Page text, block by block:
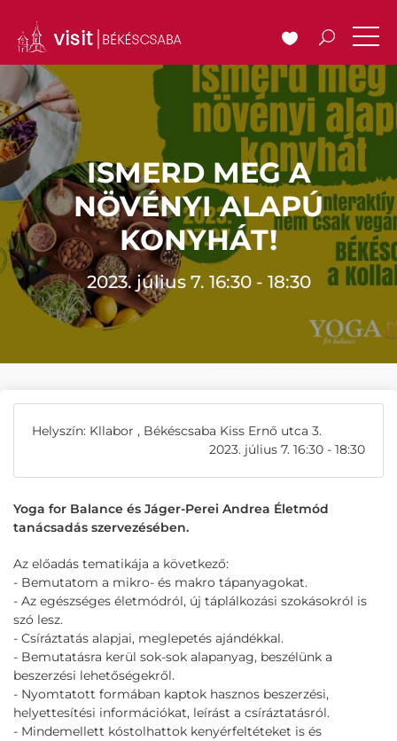
ISMERD MEG A
NÖVÉNYI ALAPÚ
KONYHÁT!
2023. július 7. 16:30 - 18:30
Helyszín: Kllabor , Békéscsaba Kiss Ernő utca 3.
2023. július 7. 16:30 - 18:30
Yoga for Balance és Jáger-Perei Andrea Életmód
tanácsadás szervezésében.
Az előadás tematikája a következő:
- Bemutatom a mikro- és makro tápanyagokat.
- Az egészséges életmódról, új táplálkozási szokásokról is
szó lesz.
- Csíráztatás alapjai, meglepetés ajándékkal.
- Bemutatásra kerül sok-sok alapanyag, beszélünk a
beszerzési lehetőségekről.
- Nyomtatott formában kaptok hasznos beszerzési,
helyettesítési információkat, leírást a csíráztatásról.
- Mindemellett kóstolhattok kenyérfeltéteket is és